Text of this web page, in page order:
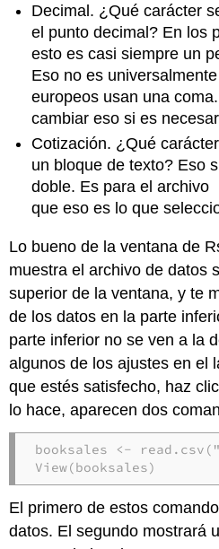
Decimal. ¿Qué carácter
el punto decimal? En los
esto es casi siempre un
Eso no es
europeos usan una
cambiar eso si es
Cotización. ¿Qué
un bloque de texto? Eso
doble. Es para el archivo
que eso es lo que
Lo bueno de la ventana de
muestra el archivo de datos
superior de la ventana, y te
de los datos en la parte
parte inferior no se ven a la
algunos de los ajustes en el
que estés satisfecho, haz
lo hace, aparecen dos
booksales <-
View(booksales)
El primero de estos
datos. El segundo mostrará